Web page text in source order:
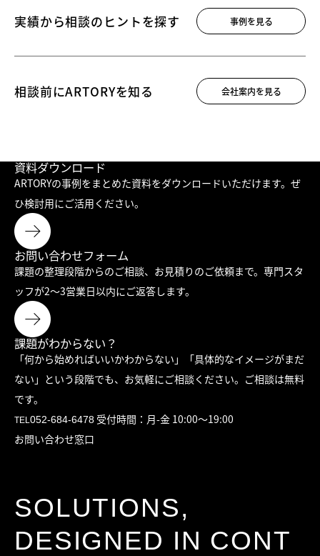
実績から相談の ヒントを探す 事例を見る
相談前にARTORYを知る 会社案内を見る
資料ダウンロード
ARTORYの事例をまとめた資料をダウンロードいただけます。 ぜ
ひ検討用にご活用ください。
お問い合わせフォーム
課題の整理段階からのご相談、お見積りのご依頼まで。 専門スタ
ッフが2〜3営業日以内にご返答します。
課題がわからない？
「何から始めればいいかわからない」「具体的なイメージがまだ
ない」 という段階でも、お気軽にご相談ください。ご相談は無料
です。
TEL 052-684-6478 受付時間：月-金 10:00〜19:00
お問い合わせ窓口
SOLUTIONS,
DESIGNED IN CONT